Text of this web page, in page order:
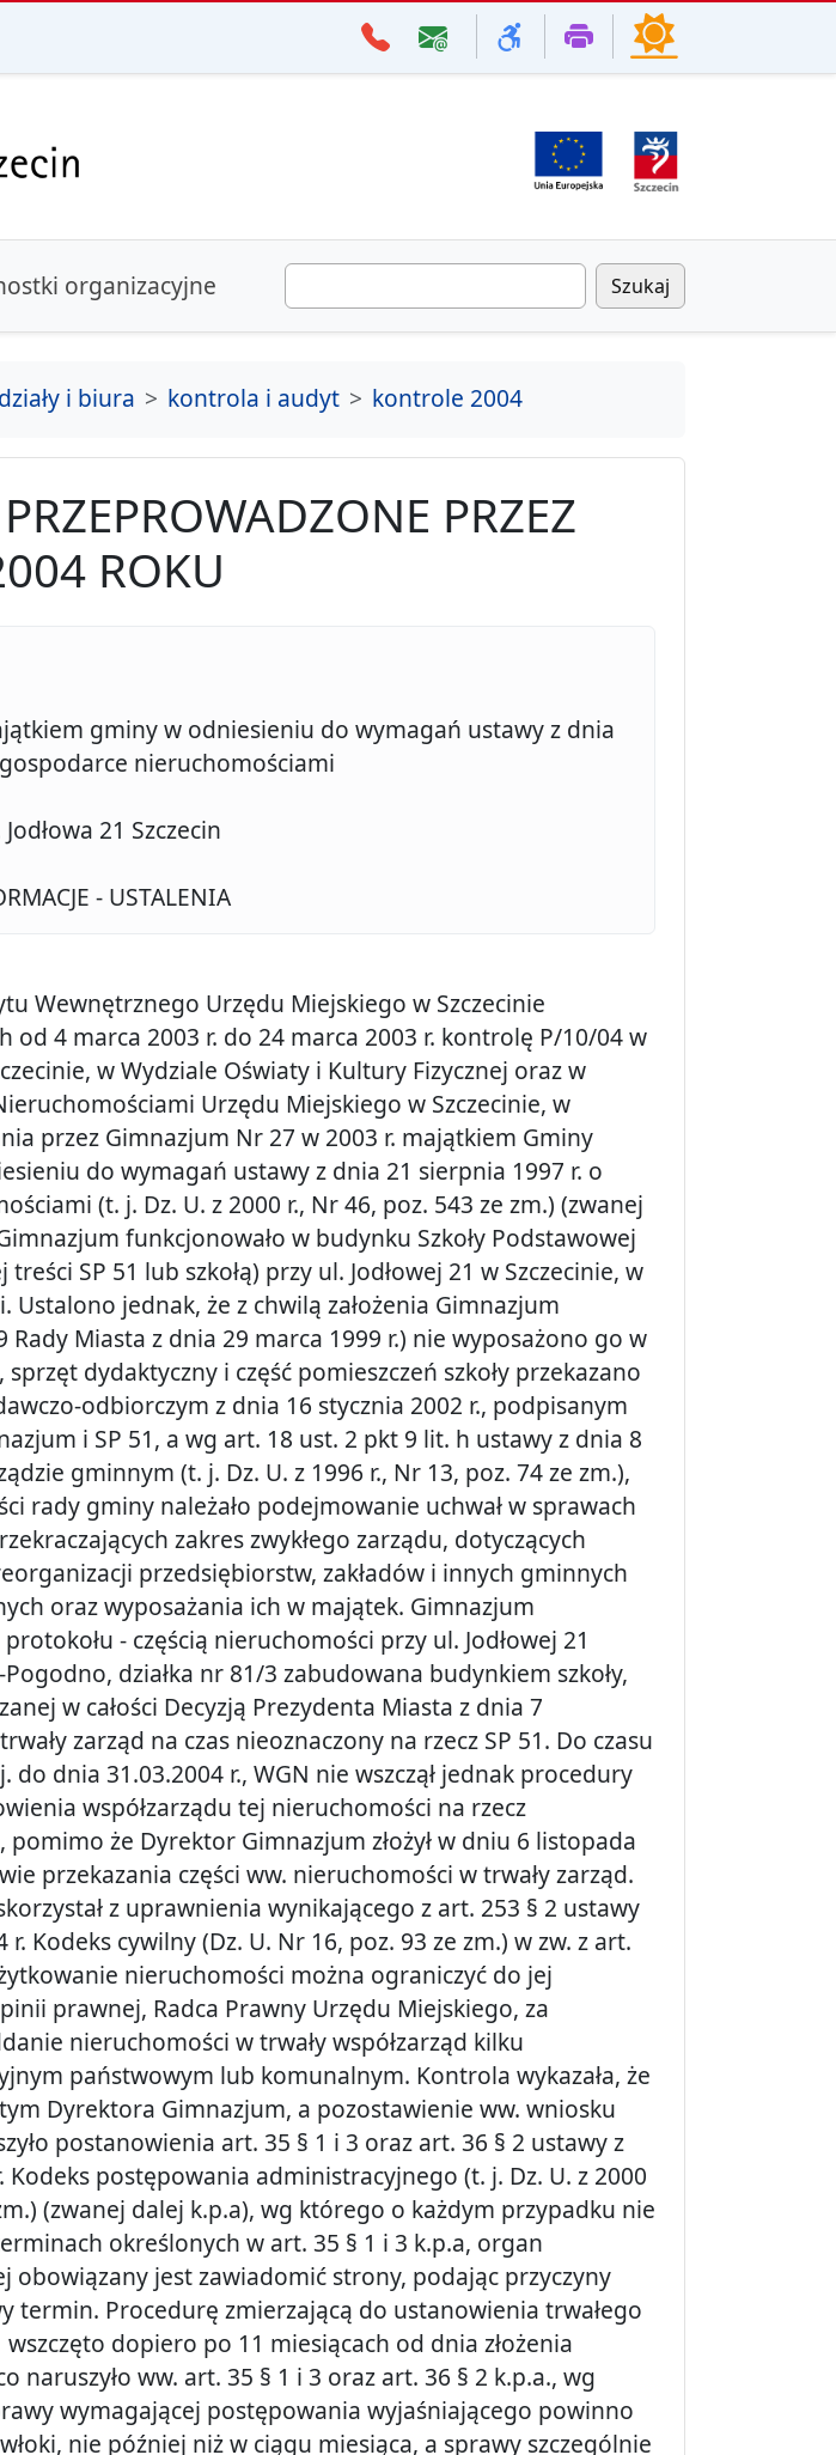
organizacyjne Szukaj
i biura kontrola i audyt kontrole 2004
PRZEZ
ROKU
gminy w odniesieniu do wymagań ustawy z dnia
nieruchomościami
21 Szczecin
- USTALENIA
Wewnętrznego Urzędu Miejskiego w Szczecinie
od 4 marca 2003 r. do 24 marca 2003 r. kontrolę P/10/04 w
w Wydziale Oświaty i Kultury Fizycznej oraz w
Urzędu Miejskiego w Szczecinie, w
przez Gimnazjum Nr 27 w 2003 r. majątkiem Gminy
do wymagań ustawy z dnia 21 sierpnia 1997 r. o
(t. j. Dz. U. z 2000 r., Nr 46, poz. 543 ze zm.) (zwanej
funkcjonowało w budynku Szkoły Podstawowej
SP 51 lub szkołą) przy ul. Jodłowej 21 w Szczecinie, w
Ustalono jednak, że z chwilą założenia Gimnazjum
Rady Miasta z dnia 29 marca 1999 r.) nie wyposażono go w
dydaktyczny i część pomieszczeń szkoły przekazano
odbiorczym z dnia 16 stycznia 2002 r., podpisanym
i SP 51, a wg art. 18 ust. 2 pkt 9 lit. h ustawy z dnia 8
gminnym (t. j. Dz. U. z 1996 r., Nr 13, poz. 74 ze zm.),
rady gminy należało podejmowanie uchwał w sprawach
zakres zwykłego zarządu, dotyczących
przedsiębiorstw, zakładów i innych gminnych
oraz wyposażania ich w majątek. Gimnazjum
- częścią nieruchomości przy ul. Jodłowej 21
działka nr 81/3 zabudowana budynkiem szkoły,
w całości Decyzją Prezydenta Miasta z dnia 7
zarząd na czas nieoznaczony na rzecz SP 51. Do czasu
dnia 31.03.2004 r., WGN nie wszczął jednak procedury
współzarządu tej nieruchomości na rzecz
pomimo że Dyrektor Gimnazjum złożył w dniu 6 listopada
przekazania części ww. nieruchomości w trwały zarząd.
z uprawnienia wynikającego z art. 253 § 2 ustawy
Kodeks cywilny (Dz. U. Nr 16, poz. 93 ze zm.) w zw. z art.
nieruchomości można ograniczyć do jej
prawnej, Radca Prawny Urzędu Miejskiego, za
nieruchomości w trwały współzarząd kilku
państwowym lub komunalnym. Kontrola wykazała, że
Dyrektora Gimnazjum, a pozostawienie ww. wniosku
postanowienia art. 35 § 1 i 3 oraz art. 36 § 2 ustawy z
Kodeks postępowania administracyjnego (t. j. Dz. U. z 2000
(zwanej dalej k.p.a), wg którego o każdym przypadku nie
określonych w art. 35 § 1 i 3 k.p.a, organ
obowiązany jest zawiadomić strony, podając przyczyny
termin. Procedurę zmierzającą do ustanowienia trwałego
wszczęto dopiero po 11 miesiącach od dnia złożenia
naruszyło ww. art. 35 § 1 i 3 oraz art. 36 § 2 k.p.a., wg
wymagającej postępowania wyjaśniającego powinno
nie później niż w ciągu miesiąca, a sprawy szczególnie